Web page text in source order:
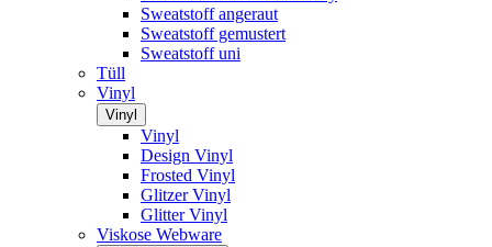
Sweatstoff angeraut
Sweatstoff gemustert
Sweatstoff uni
Tüll
Vinyl
Vinyl
Vinyl
Design Vinyl
Frosted Vinyl
Glitzer Vinyl
Glitter Vinyl
Viskose Webware